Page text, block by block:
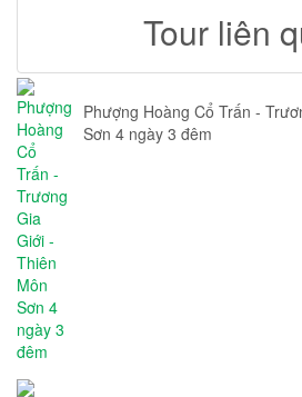
Tour liên
Phượng Hoàng Cổ Trấn -
Sơn 4 ngày 3 đêm